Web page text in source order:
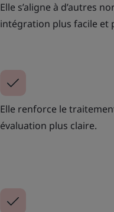
Elle s’aligne à d’autres
intégration plus facile et
Elle renforce le
évaluation plus claire.